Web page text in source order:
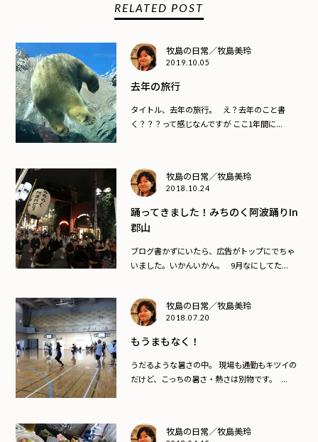
RELATED POST
牧島の日常／牧島美玲
2019.10.05
去年の旅行
タイトル、去年の旅行。 え？去年のこと書
く？？？って感じなんですが ここ1年間に...
牧島の日常／牧島美玲
2018.10.24
踊ってきました！みちのく阿波踊りin
郡山
ブログ書かずにいたら、広告がトップにでちゃ
いました。いかんいかん。 9月なにしてた...
牧島の日常／牧島美玲
2018.07.20
もうまもなく！
うだるような暑さの中。 現場も通勤もキツイの
だけど、こっちの暑さ・熱さは別物です。 ...
牧島の日常／牧島美玲